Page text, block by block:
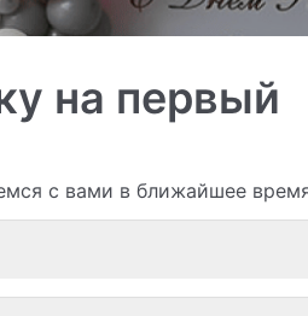
на первый
с вами в ближайшее